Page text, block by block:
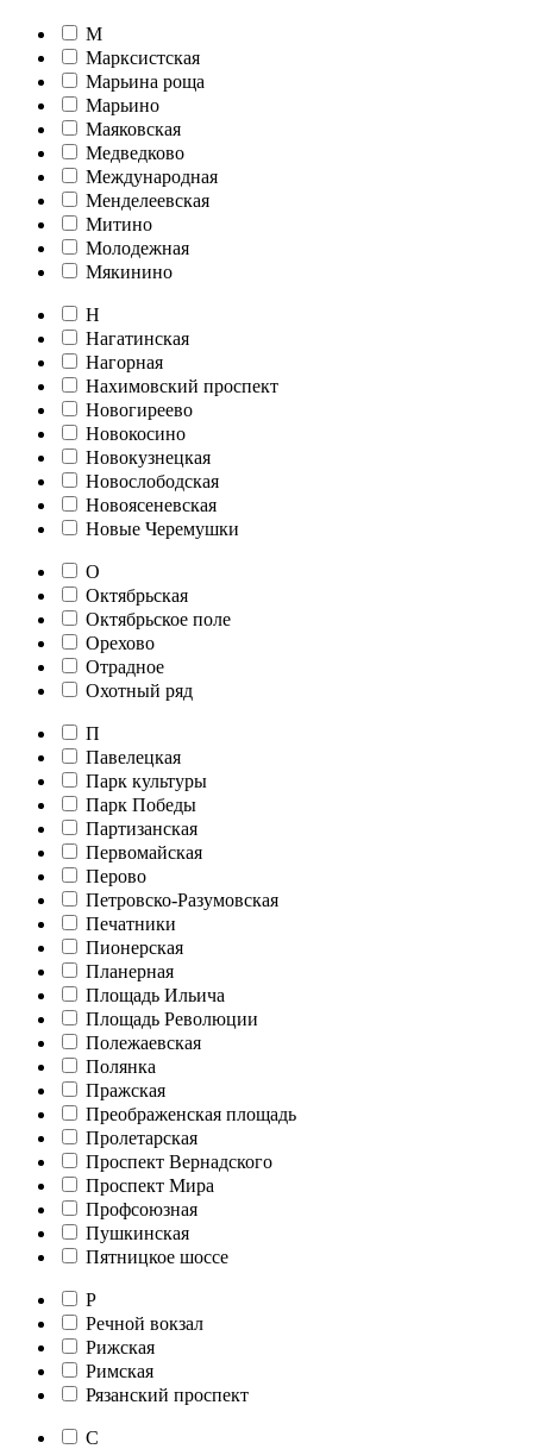
М
Марксистская
Марьина роща
Марьино
Маяковская
Медведково
Международная
Менделеевская
Митино
Молодежная
Мякинино
Н
Нагатинская
Нагорная
Нахимовский проспект
Новогиреево
Новокосино
Новокузнецкая
Новослободская
Новоясеневская
Новые Черемушки
О
Октябрьская
Октябрьское поле
Орехово
Отрадное
Охотный ряд
П
Павелецкая
Парк культуры
Парк Победы
Партизанская
Первомайская
Перово
Петровско-Разумовская
Печатники
Пионерская
Планерная
Площадь Ильича
Площадь Революции
Полежаевская
Полянка
Пражская
Преображенская площадь
Пролетарская
Проспект Вернадского
Проспект Мира
Профсоюзная
Пушкинская
Пятницкое шоссе
Р
Речной вокзал
Рижская
Римская
Рязанский проспект
С